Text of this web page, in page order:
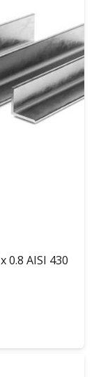
0.8 AISI 430